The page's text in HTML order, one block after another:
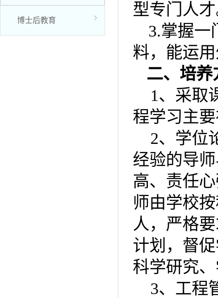
博士后教育
型专门人
3.掌握一
料，能运
二、培养
1、采取
程学习主
2、学位
经验的导
高、责任
师由学校
人，严格
计划，督
科学研究
3、工程